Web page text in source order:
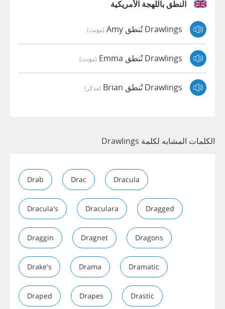
النطق باللهجة الأمريكية
Drawlings تُنطق Amy (مؤنث)
Drawlings تُنطق Emma (مؤنث)
Drawlings تُنطق Brian (مذكر)
الكلمات المشابه لكلمة Drawlings
Drab Drac Dracula
Dracula's Draculara Dragged
Draggin Dragnet Dragons
Drake's Drama Dramatic
Draped Drapes Drastic